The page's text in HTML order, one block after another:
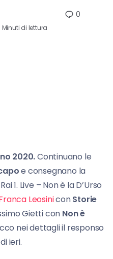
Minuti di lettura
0
2020.Continuano le
e consegnano la
1. Live – Non è la D’Urso
LeosiniconStorie
Gietti con Non è
nei dettagli il responso
ieri.